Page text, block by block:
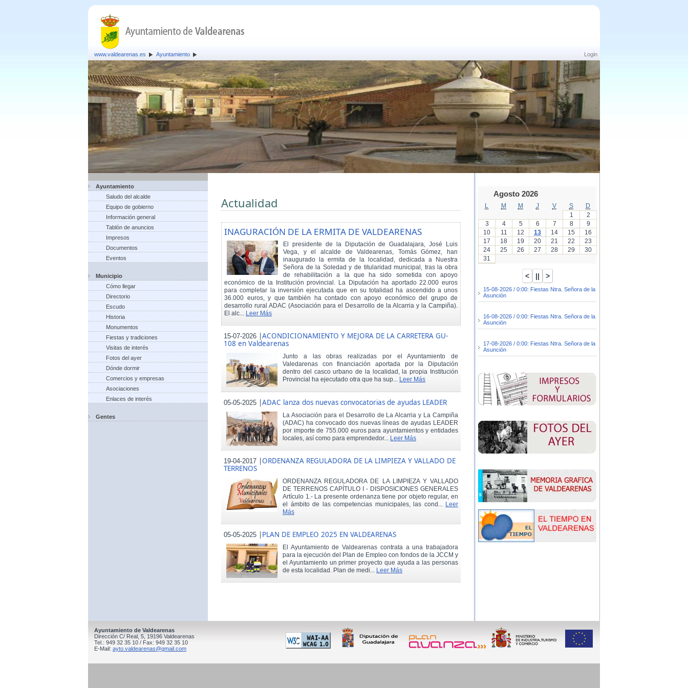
Login
www.valdearenas.es Ayuntamiento
Ayuntamiento
Saludo del alcalde
Equipo de gobierno
Información general
Tablón de anuncios
Impresos
Documentos
Eventos
Municipio
Cómo llegar
Directorio
Escudo
Historia
Monumentos
Fiestas y tradiciones
Visitas de interés
Fotos del ayer
Dónde dormir
Comercios y empresas
Asociaciones
Enlaces de interés
Gentes
Actualidad
INAGURACIÓN DE LA ERMITA DE VALDEARENAS
El presidente de la Diputación de Guadalajara, José Luis
Vega, y el alcalde de Valdearenas, Tomás Gómez, han
inaugurado la ermita de la localidad, dedicada a Nuestra
Señora de la Soledad y de titularidad municipal, tras la obra
de rehabilitación a la que ha sido sometida con apoyo
económico de la Institución provincial. La Diputación ha aportado 22.000 euros
para completar la inversión ejecutada que en su totalidad ha ascendido a unos
36.000 euros, y que también ha contado con apoyo económico del grupo de
desarrollo rural ADAC (Asociación para el Desarrollo de la Alcarria y la Campiña).
El alc... Leer Más
15-07-2026 |ACONDICIONAMIENTO Y MEJORA DE LA CARRETERA GU-
108 en Valdearenas
Junto a las obras realizadas por el Ayuntamiento de
Valedarenas con financiación aportada por la Diputación
dentro del casco urbano de la localidad, la propia Institución
Provincial ha ejecutado otra que ha sup... Leer Más
05-05-2025 |ADAC lanza dos nuevas convocatorias de ayudas LEADER
La Asociación para el Desarrollo de La Alcarria y La Campiña
(ADAC) ha convocado dos nuevas líneas de ayudas LEADER
por importe de 755.000 euros para ayuntamientos y entidades
locales, así como para emprendedor... Leer Más
19-04-2017 |ORDENANZA REGULADORA DE LA LIMPIEZA Y VALLADO DE
TERRENOS
ORDENANZA REGULADORA DE LA LIMPIEZA Y VALLADO
DE TERRENOS CAPÍTULO I - DISPOSICIONES GENERALES
Artículo 1.- La presente ordenanza tiene por objeto regular, en
el ámbito de las competencias municipales, las cond... Leer
Más
05-05-2025 |PLAN DE EMPLEO 2025 EN VALDEARENAS
El Ayuntamiento de Valdearenas contrata a una trabajadora
para la ejecución del Plan de Empleo con fondos de la JCCM y
el Ayuntamiento un primer proyecto que ayuda a las personas
de esta localidad. Plan de medi... Leer Más
Agosto 2026
M M J V S
D
1
2
3
4 5 6 7 8
9
10
11 12 13 14 15
16
17
18 19 20 21 22
23
24
25 26 27 28 29
30
31
15-08-2026 / 0:00: Fiestas Ntra. Señora de la
Asunción
16-08-2026 / 0:00: Fiestas Ntra. Señora de la
Asunción
17-08-2026 / 0:00: Fiestas Ntra. Señora de la
Asunción
Ayuntamiento de Valdearenas
Dirección C/ Real, 5, 19196 Valdearenas
Tel.: 949 32 35 10 / Fax: 949 32 35 10
E-Mail: ayto.valdearenas@gmail.com